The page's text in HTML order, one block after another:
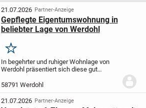
21.07.2026 Partner-Anzeige
Gepflegte Eigentumswohnung in
beliebter Lage von Werdohl
Merken
In begehrter und ruhiger Wohnlage von
Werdohl präsentiert sich diese gut
Objekt befindet sich in einem äußerst gut
gepflegten Vier-Parteien-Haus.Die im
Jahr 1995...
58791 Werdohl
21.07.2026 Partner-Anzeige